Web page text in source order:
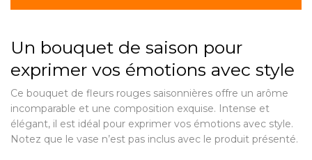
Un bouquet de saison pour
exprimer vos émotions avec style
Ce bouquet de fleurs rouges saisonnières offre un arôme
incomparable et une composition exquise. Intense et
élégant, il est idéal pour exprimer vos émotions avec style.
Notez que le vase n’est pas inclus avec le produit présenté.